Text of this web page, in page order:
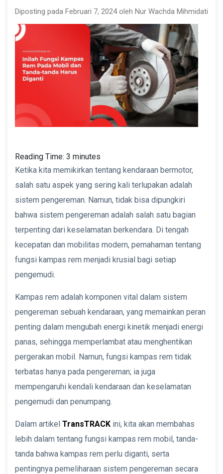
Diposting pada Februari 7, 2024 oleh Nur Wachda Mihmidati
Reading Time: 3 minutes
Ketika kita memikirkan tentang kendaraan bermotor,
salah satu aspek yang sering kali terlupakan adalah
sistem pengereman. Namun, tidak bisa dipungkiri
bahwa sistem pengereman adalah salah satu bagian
terpenting dari keselamatan berkendara. Di tengah
kecepatan dan mobilitas modern, pemahaman tentang
fungsi kampas rem menjadi krusial bagi setiap
pengemudi.
Kampas rem adalah komponen vital dalam sistem
pengereman sebuah kendaraan, yang memainkan peran
penting dalam mengubah energi kinetik menjadi energi
panas, sehingga memperlambat atau menghentikan
pergerakan mobil. Namun, fungsi kampas rem tidak
terbatas hanya pada pengereman; ia juga
mempengaruhi kendali kendaraan dan keselamatan
pengemudi dan penumpang.
Dalam artikel TransTRACK ini, kita akan membahas
lebih dalam tentang fungsi kampas rem mobil, tanda-
tanda bahwa kampas rem perlu diganti, serta
pentingnya pemeliharaan sistem pengereman secara